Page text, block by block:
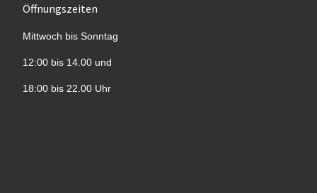
Öffnungszeiten
Mittwoch bis Sonntag
12:00 bis 14.00 und
18:00 bis 22.00 Uhr